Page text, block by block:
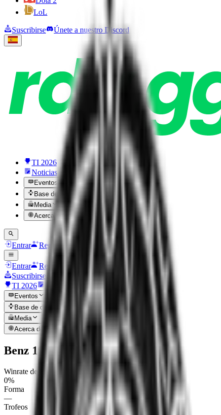
LoL
Suscribirse Únete a nuestro Discord
TI 2026
Noticias
Eventos
Base de datos
Media
Acerca de
Entrar Registrarse
Entrar
Registrarse
Suscribirse
TI 2026
Noticias
Eventos
Base de datos
Media
Acerca de
Benz 190E
Winrate de Mapa
0%
Forma
—
Trofeos